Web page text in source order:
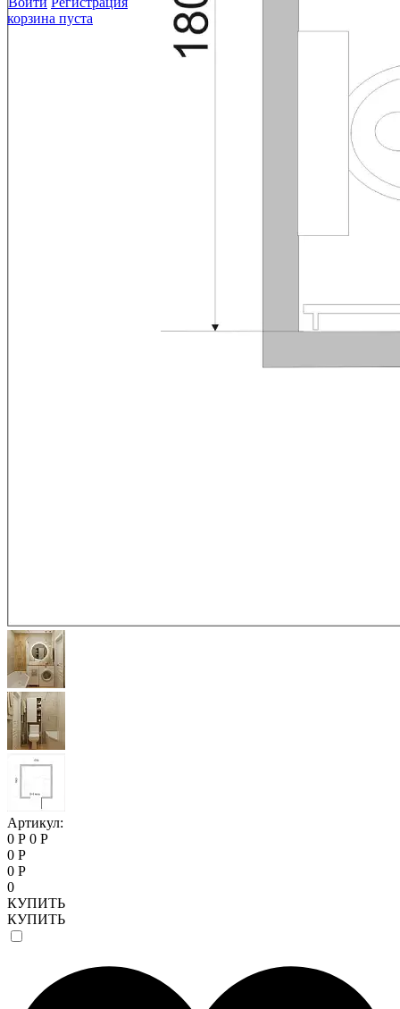
корзина пуста
Артикул:
0 Р 0 Р
0 Р
0 Р
0
КУПИТЬ
КУПИТЬ